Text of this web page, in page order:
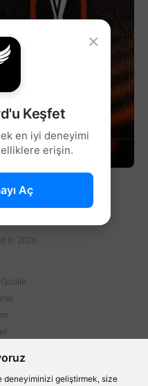
deneyiminizi geliştirmek, size
4
Oldu!
© 2026
×
Keşfet
en iyi deneyimi
erişin.
Aç